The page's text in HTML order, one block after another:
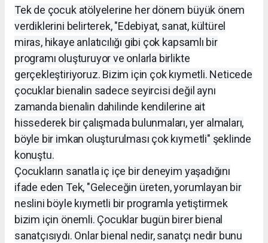
Tek de çocuk atölyelerine her dönem büyük önem
verdiklerini belirterek, "Edebiyat, sanat, kültürel
miras, hikaye anlatıcılığı gibi çok kapsamlı bir
programı oluşturuyor ve onlarla birlikte
gerçekleştiriyoruz. Bizim için çok kıymetli. Neticede
çocuklar bienalin sadece seyircisi değil aynı
zamanda bienalin dahilinde kendilerine ait
hissederek bir çalışmada bulunmaları, yer almaları,
böyle bir imkan oluşturulması çok kıymetli" şeklinde
konuştu.
Çocukların sanatla iç içe bir deneyim yaşadığını
ifade eden Tek, "Geleceğin üreten, yorumlayan bir
neslini böyle kıymetli bir programla yetiştirmek
bizim için önemli. Çocuklar bugün birer bienal
sanatçısıydı. Onlar bienal nedir, sanatçı nedir bunu